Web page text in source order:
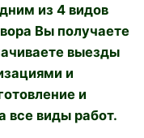
из 4 видов
Вы получаете
выезды
и
и
все виды работ.